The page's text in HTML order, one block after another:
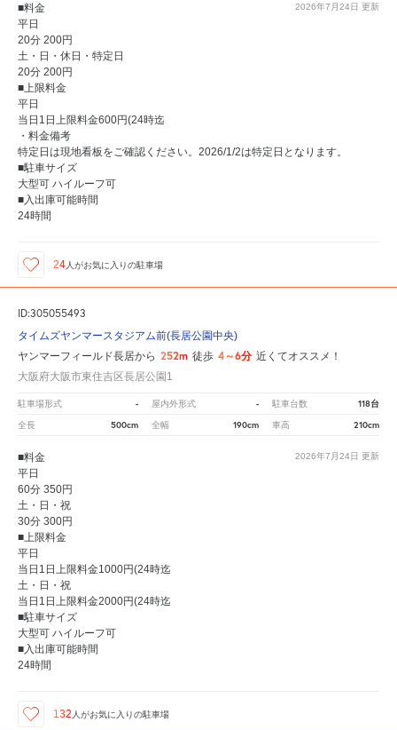
2026年7月24日 更新
■料金
平日
20分 200円
土・日・休日・特定日
20分 200円
■上限料金
平日
当日1日上限料金600円(24時迄
・料金備考
特定日は現地看板をご確認ください。2026/1/2は特定日となります。
■駐車サイズ
大型可 ハイルーフ可
■入出庫可能時間
24時間
24 人がお気に入りの駐車場
ID:305055493
タイムズヤンマースタジアム前(長居公園中央)
ヤンマーフィールド長居から 252m 徒歩 4～6分 近くてオススメ！
大阪府大阪市東住吉区長居公園1
駐車場形式 - 屋内外形式 - 駐車台数 118台
全長 500cm 全幅 190cm 車高 210cm
2026年7月24日 更新
■料金
平日
60分 350円
土・日・祝
30分 300円
■上限料金
平日
当日1日上限料金1000円(24時迄
土・日・祝
当日1日上限料金2000円(24時迄
■駐車サイズ
大型可 ハイルーフ可
■入出庫可能時間
24時間
132 人がお気に入りの駐車場